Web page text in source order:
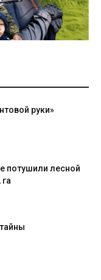
руки»
потушили лесной